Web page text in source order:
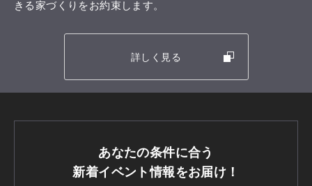
きる家づくりをお約束します。
詳しく見る
あなたの条件に合う
新着イベント情報をお届け！